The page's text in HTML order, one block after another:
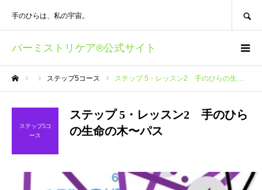
パーミストリケア®︎公式サイト
手のひらは、私の宇宙。
ステップ5コース ステップ 5・レッスン2 手のひらの生命の木〜パス
ステップ5コ
ース
ステップ 5・レッスン2 手のひら
の生命の木〜パス